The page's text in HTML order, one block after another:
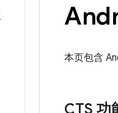
本页包含
CTS 功